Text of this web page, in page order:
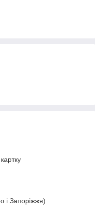
і Запоріжжя)